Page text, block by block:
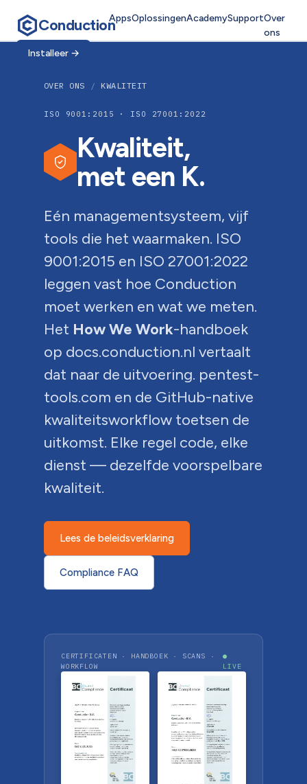
ConductionAppsOplossingenAcademySupportOver
ons
Installeer →
OVER ONS / KWALITEIT
ISO 9001:2015 · ISO 27001:2022
Kwaliteit,
met een K.
Eén managementsysteem, vijf
tools die het waarmaken. ISO
9001:2015 en ISO 27001:2022
leggen vast hoe Conduction
moet werken en wat we meten.
Het How We Work-handboek
op docs.conduction.nl vertaalt
dat naar de uitvoering. pentest-
tools.com en de GitHub-native
kwaliteitsworkflow toetsen de
uitkomst. Elke regel code, elke
dienst — dezelfde voorspelbare
kwaliteit.
Lees de beleidsverklaring
Compliance FAQ
CERTIFICATEN · HANDBOEK · SCANS ·
WORKFLOW
●
LIVE